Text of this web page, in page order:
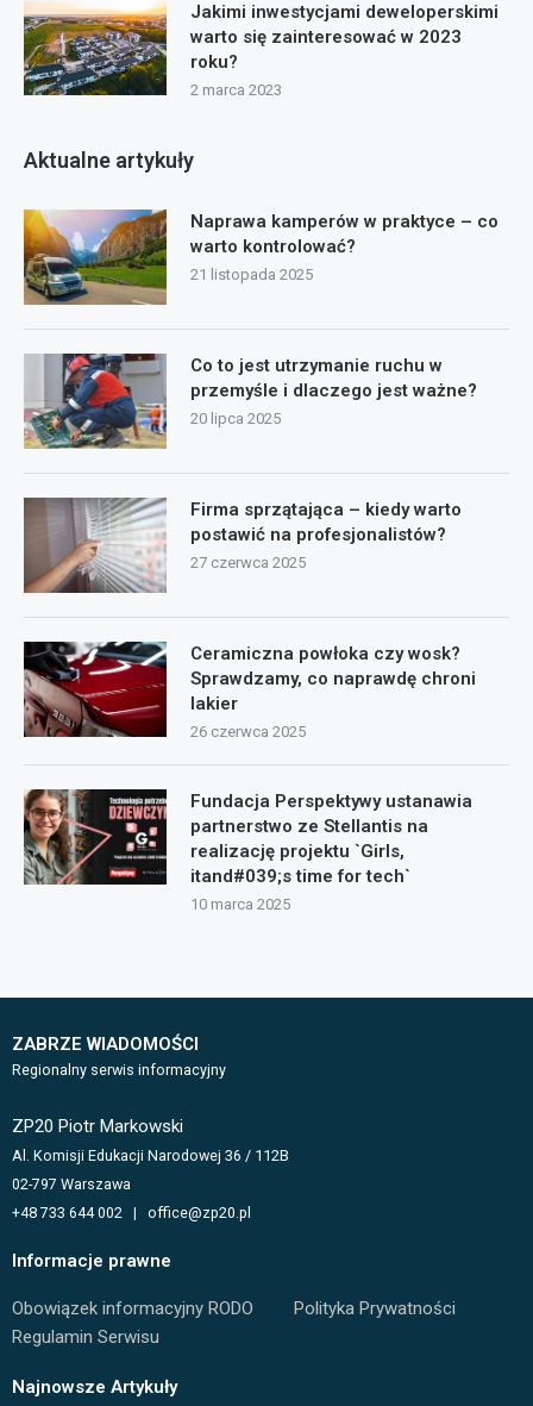
Jakimi inwestycjami deweloperskimi
warto się zainteresować w 2023
roku?
2 marca 2023
Aktualne artykuły
Naprawa kamperów w praktyce – co
warto kontrolować?
21 listopada 2025
Co to jest utrzymanie ruchu w
przemyśle i dlaczego jest ważne?
20 lipca 2025
Firma sprzątająca – kiedy warto
postawić na profesjonalistów?
27 czerwca 2025
Ceramiczna powłoka czy wosk?
Sprawdzamy, co naprawdę chroni
lakier
26 czerwca 2025
Fundacja Perspektywy ustanawia
partnerstwo ze Stellantis na
realizację projektu `Girls,
itand#039;s time for tech`
10 marca 2025
ZABRZE WIADOMOŚCI
Regionalny serwis informacyjny
ZP20 Piotr Markowski
Al. Komisji Edukacji Narodowej 36 / 112B
02-797 Warszawa
+48 733 644 002 | office@zp20.pl
Informacje prawne
Obowiązek informacyjny RODO
Polityka Prywatności
Regulamin Serwisu
Najnowsze Artykuły